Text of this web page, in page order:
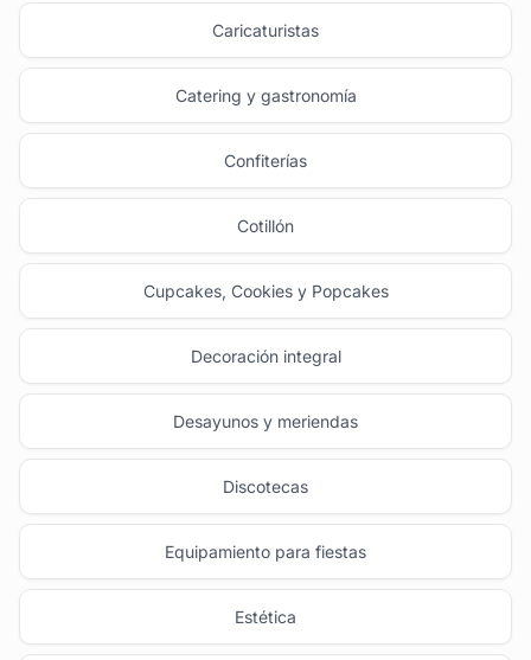
Caricaturistas
Catering y gastronomía
Confiterías
Cotillón
Cupcakes, Cookies y Popcakes
Decoración integral
Desayunos y meriendas
Discotecas
Equipamiento para fiestas
Estética